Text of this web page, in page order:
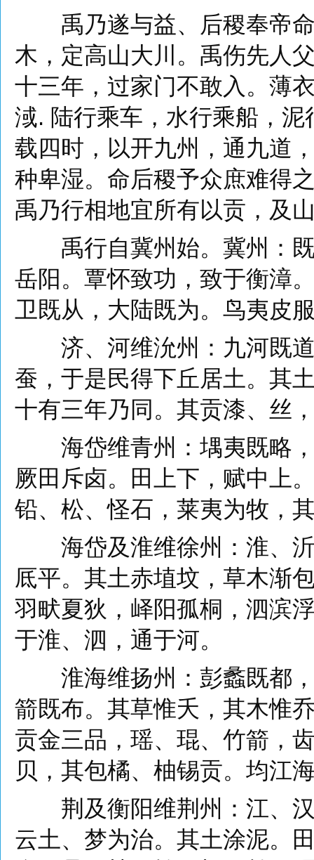
禹乃遂与益、后稷奉帝命
木，定高山大川。禹伤先人
十三年，过家门不敢入。薄
淢. 陆行乘车，水行乘船，
载四时，以开九州，通九道
种卑湿。命后稷予众庶难得
禹乃行相地宜所有以贡，及
禹行自冀州始。冀州：既
岳阳。覃怀致功，致于衡漳
卫既从，大陆既为。鸟夷皮
济、河维沇州：九河既道
蚕，于是民得下丘居土。其
十有三年乃同。其贡漆、丝
海岱维青州：堣夷既略，
厥田斥卤。田上下，赋中上
铅、松、怪石，莱夷为牧，
海岱及淮维徐州：淮、沂
厎平。其土赤埴坟，草木渐
羽畎夏狄，峄阳孤桐，泗滨
于淮、泗，通于河。
淮海维扬州：彭蠡既都，
箭既布。其草惟夭，其木惟
贡金三品，瑶、琨、竹箭，
贝，其包橘、柚锡贡。均江
荆及衡阳维荆州：江、汉
云土、梦为治。其土涂泥。